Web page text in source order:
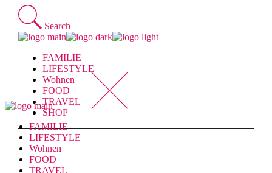
Skip
content
Search
FAMILIE
LIFESTYLE
Wohnen
FOOD
TRAVEL
SHOP
FAMILIE
LIFESTYLE
Wohnen
FOOD
TRAVEL